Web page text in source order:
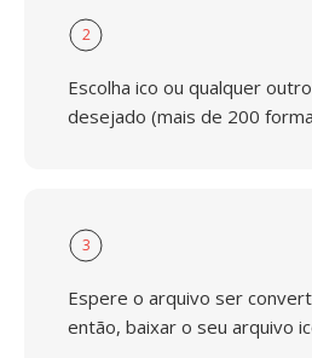
2
Escolha ico ou qualquer
desejado (mais de 200
3
Espere o arquivo ser
então, baixar o seu arquivo